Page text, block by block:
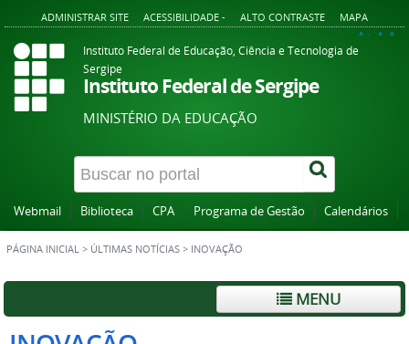
ADMINISTRAR SITE ACESSIBILIDADE - ALTO CONTRASTE MAPA
A+ A A-
Instituto Federal de Educação, Ciência e Tecnologia de
Sergipe
Instituto Federal de Sergipe
MINISTÉRIO DA EDUCAÇÃO
Webmail Biblioteca CPA Programa de Gestão Calendários
PÁGINA INICIAL > ÚLTIMAS NOTÍCIAS > INOVAÇÃO
MENU